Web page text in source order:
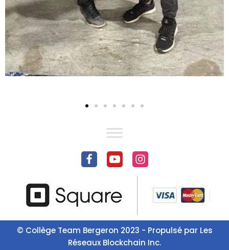
© Collège Team Bergeron 2023 - Propulsé par Les
Réseaux Blockchain Inc.